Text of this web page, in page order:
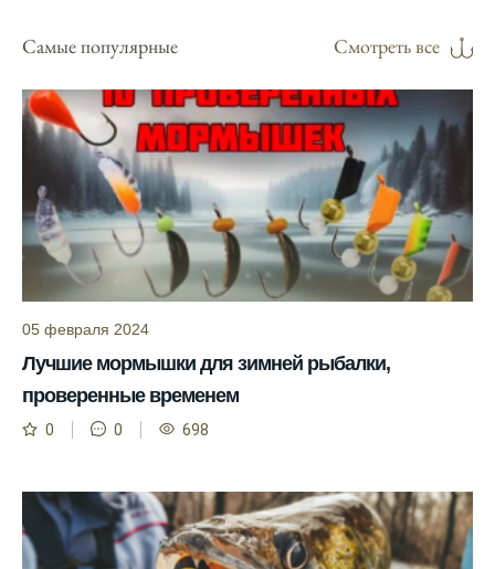
выбирать лучшие дни для рыбалки в
Москве и области.
С приложением можно получить прогноз
клева на ближайшие сутки.
Узнайте, какие факторы влияют на
активность рыбы и как их учитывать в
прогнозе клева.
Прогноз клева учитывает изменения
температуры воды, что делает его более
точным.
Сегодня у меня был успешный клев, и это
благодаря прогнозу.
помогает мне выбирать лучшие дни для
рыбалки в Москве и области.
Самые популярные Смотреть все
05 февраля 2024
Лучшие мормышки для зимней рыбалки,
проверенные временем
0 0 698